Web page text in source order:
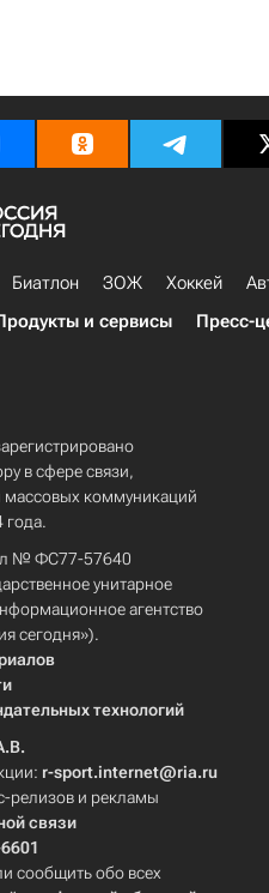
Биатлон ЗОЖ Хоккей
и сервисы Пресс-
в сфере связи,
коммуникаций
№ ФС77-57640
унитарное
агентство
сегодня»).
технологий
r-sport.internet@ria.ru
релизов и рекламы
связи
сообщить обо всех